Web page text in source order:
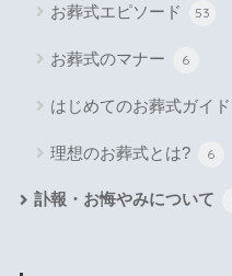
お葬式エピソード 53
お葬式のマナー 6
はじめてのお葬式ガイド
理想のお葬式とは? 6
訃報・お悔やみについて